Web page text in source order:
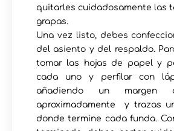
quitarles cuidadosamente las
grapas.
Una vez listo, debes
del asiento y del respaldo.
tomar las hojas de papel y
cada uno y perfilar con
añadiendo un
aproximadamente y trazas
donde termine cada funda.